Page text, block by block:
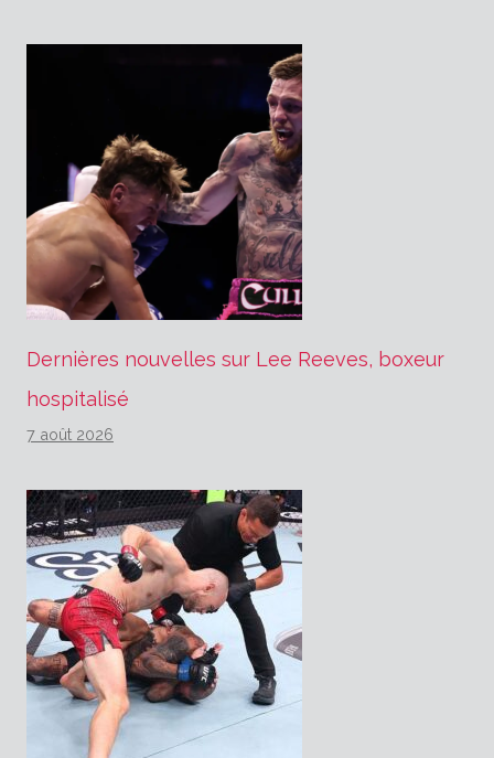
Dernières nouvelles sur Lee Reeves, boxeur
hospitalisé
7 août 2026